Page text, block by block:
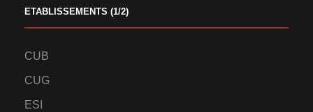
ETABLISSEMENTS (1/2)
CUB
CUG
ESI